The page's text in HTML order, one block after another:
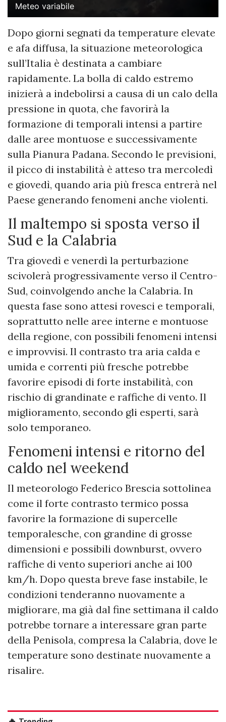
Meteo variabile
Dopo giorni segnati da temperature elevate
e afa diffusa, la situazione meteorologica
sull’Italia è destinata a cambiare
rapidamente. La bolla di caldo estremo
inizierà a indebolirsi a causa di un calo della
pressione in quota, che favorirà la
formazione di temporali intensi a partire
dalle aree montuose e successivamente
sulla Pianura Padana. Secondo le previsioni,
il picco di instabilità è atteso tra mercoledì
e giovedì, quando aria più fresca entrerà nel
Paese generando fenomeni anche violenti.
Il maltempo si sposta verso il
Sud e la Calabria
Tra giovedì e venerdì la perturbazione
scivolerà progressivamente verso il Centro-
Sud, coinvolgendo anche la Calabria. In
questa fase sono attesi rovesci e temporali,
soprattutto nelle aree interne e montuose
della regione, con possibili fenomeni intensi
e improvvisi. Il contrasto tra aria calda e
umida e correnti più fresche potrebbe
favorire episodi di forte instabilità, con
rischio di grandinate e raffiche di vento. Il
miglioramento, secondo gli esperti, sarà
solo temporaneo.
Fenomeni intensi e ritorno del
caldo nel weekend
Il meteorologo Federico Brescia sottolinea
come il forte contrasto termico possa
favorire la formazione di supercelle
temporalesche, con grandine di grosse
dimensioni e possibili downburst, ovvero
raffiche di vento superiori anche ai 100
km/h. Dopo questa breve fase instabile, le
condizioni tenderanno nuovamente a
migliorare, ma già dal fine settimana il caldo
potrebbe tornare a interessare gran parte
della Penisola, compresa la Calabria, dove le
temperature sono destinate nuovamente a
risalire.